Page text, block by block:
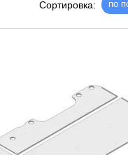
Сортировка: по